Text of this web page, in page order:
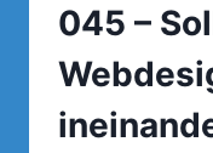
045 –